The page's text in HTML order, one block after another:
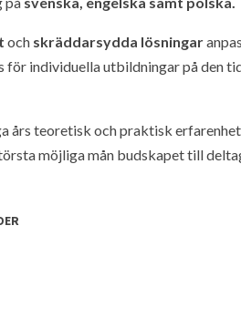
och skräddarsydda lösningar
individuella utbildningar på den
teoretisk och praktisk
möjliga mån budskapet till